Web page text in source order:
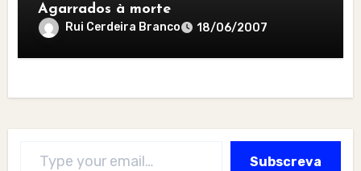
Agarrados à morte
Rui Cerdeira Branco 18/06/2007
Subscreva